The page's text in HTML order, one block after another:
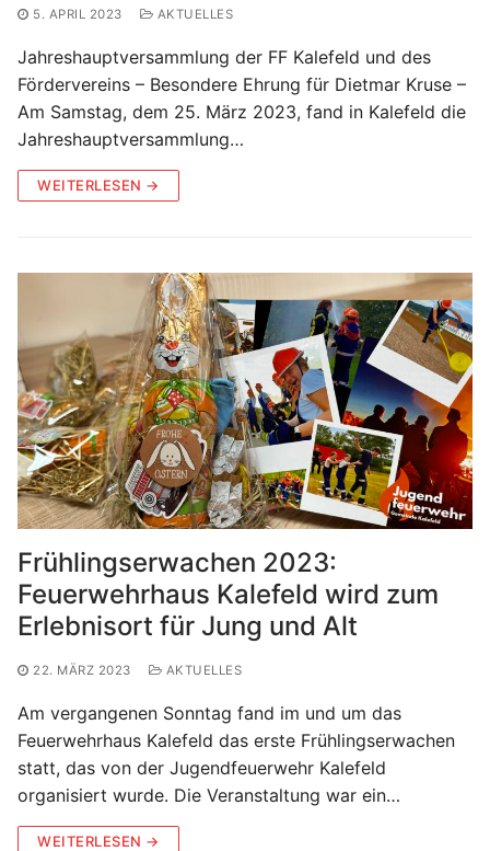
5. APRIL 2023 AKTUELLES
Jahreshauptversammlung der FF Kalefeld und des
Fördervereins – Besondere Ehrung für Dietmar Kruse –
Am Samstag, dem 25. März 2023, fand in Kalefeld die
Jahreshauptversammlung…
WEITERLESEN →
Frühlingserwachen 2023:
Feuerwehrhaus Kalefeld wird zum
Erlebnisort für Jung und Alt
22. MÄRZ 2023 AKTUELLES
Am vergangenen Sonntag fand im und um das
Feuerwehrhaus Kalefeld das erste Frühlingserwachen
statt, das von der Jugendfeuerwehr Kalefeld
organisiert wurde. Die Veranstaltung war ein…
WEITERLESEN →